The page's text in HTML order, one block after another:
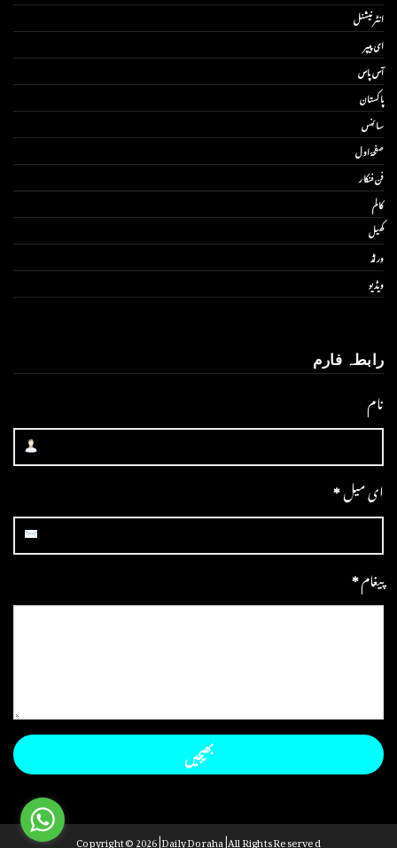
انٹر نیشنل
ای پیپر
آس پاس
پاکستان
سائنس
صفحۂ اول
فن فنکار
کالم
کھیل
ورلڈ
ویڈیو
رابطہ فارم
نام
ای میل*
پیغام*
Copyright ©2026 | Daily Doraha | All Rights Reserved